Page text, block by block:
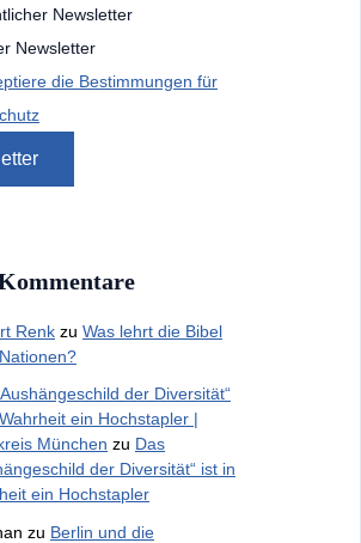
Newsletter
Newsletter
die Bestimmungen für
Renk zu Was lehrt die Bibel
der Diversität“
ein Hochstapler |
München zu Das
der Diversität“ ist in
ein Hochstapler
zu Berlin und die